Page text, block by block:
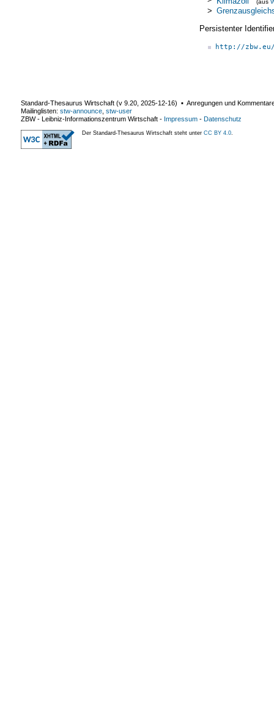
>
Persistenter
http://
Standard-Thesaurus Wirtschaft (v 9.20 2025-12-16) ▪ Anregungen und
Mailinglisten: stw-announce stw-user
ZBW - Leibniz-Informationszentrum Wirtschaft - Impressum - Datenschutz
Der Standard-Thesaurus Wirtschaft steht unter CC BY 4.0